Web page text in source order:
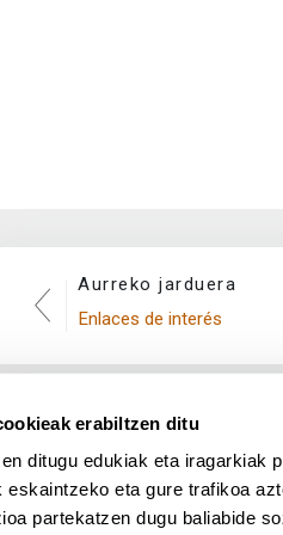
erabiltzen ditu
ditugu edukiak eta iragarkiak
eskaintzeko eta gure trafikoa
partekatzen dugu baliabide
Aurreko jarduera
Enlaces de interés
App deskargatu